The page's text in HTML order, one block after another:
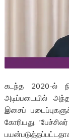
கடந்த 2020-ல்
அடிப்படையில்
இசைப்
கோரியது.